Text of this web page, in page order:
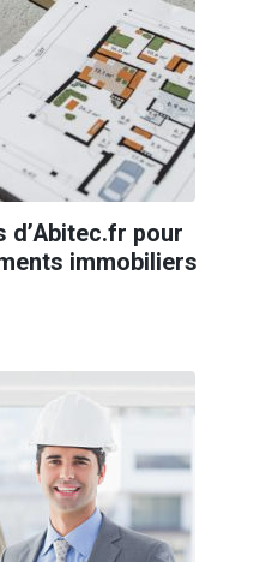
d’Abitec.fr pour
immobiliers